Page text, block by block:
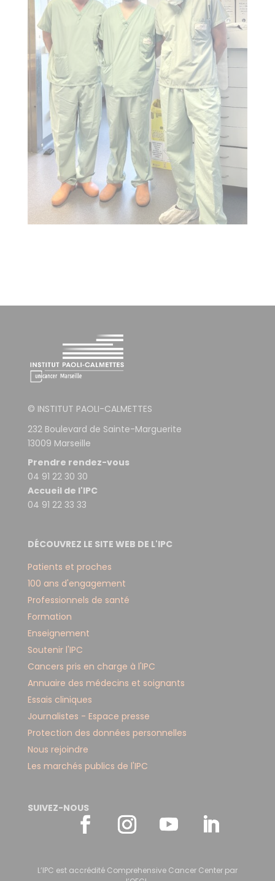
© INSTITUT PAOLI-CALMETTES
232 Boulevard de Sainte-Marguerite
13009 Marseille
Prendre rendez-vous
04 91 22 30 30
Accueil de l'IPC
04 91 22 33 33
DÉCOUVREZ LE SITE WEB DE L'IPC
Patients et proches
100 ans d'engagement
Professionnels de santé
Formation
Enseignement
Soutenir l'IPC
Cancers pris en charge à l'IPC
Annuaire des médecins et soignants
Essais cliniques
Journalistes - Espace presse
Protection des données personnelles
Nous rejoindre
Les marchés publics de l'IPC
SUIVEZ-NOUS
L’IPC est accrédité Comprehensive Cancer Center par